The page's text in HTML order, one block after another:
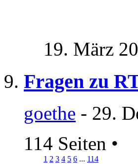
19. März
Fragen zu
goethe - 29.
114 Seiten •
1 2 3 4 5 6 ... 114